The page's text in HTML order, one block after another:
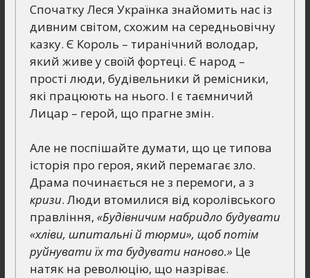
Спочатку Леся Українка знайомить нас із
дивним світом, схожим на середньовічну
казку. Є Король – тиранічний володар,
який живе у своїй фортеці. Є народ –
прості люди, будівельники й ремісники,
які працюють на нього. І є таємничий
Лицар – герой, що прагне змін.
Але не поспішайте думати, що це типова
історія про героя, який перемагає зло.
Драма починається не з перемоги, а з
кризи. Люди втомилися від королівського
правління, «Будівничим набридло будувати
«хліви, шпитальні й тюрми», щоб потім
руйнувати їх та будувати наново.»Це
натяк на революцію, що назріває.